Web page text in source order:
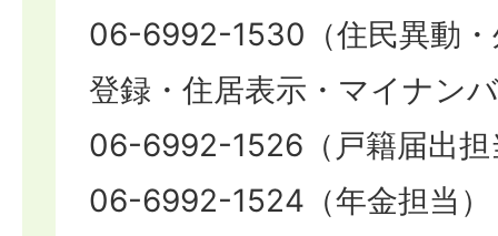
06-6992-1530（住民異動・
登録・住居表示・マイナン
06-6992-1526（戸籍届出担
06-6992-1524（年金担当）